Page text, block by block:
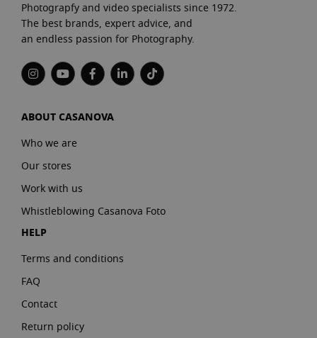
Photograpfy and video specialists since 1972.
The best brands, expert advice, and
an endless passion for Photography.
ABOUT CASANOVA
Who we are
Our stores
Work with us
Whistleblowing Casanova Foto
HELP
Terms and conditions
FAQ
Contact
Return policy